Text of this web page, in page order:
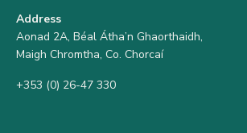
Address
Aonad 2A, Béal Átha’n Ghaorthaidh,
Maigh Chromtha, Co. Chorcaí
+353 (0) 26-47 330